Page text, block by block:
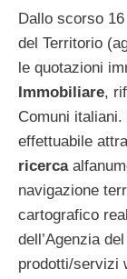
Dallo scorso
del Territorio
le quotazioni
Immobiliare,
Comuni
effettuabile
ricerca
navigazione
cartografico
dell’Agenzia
prodotti/servizi